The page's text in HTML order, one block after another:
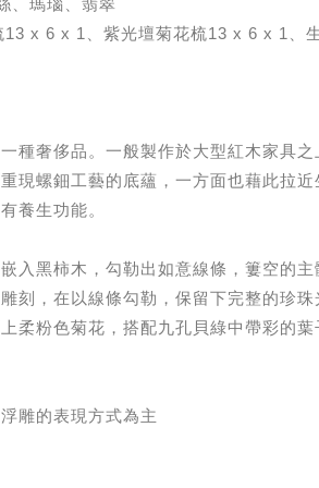
、瑪瑙、翡翠
x 6 x 1、紫光壇菊花梳13 x 6 x 1
種奢侈品。一般製作於大型紅木家具
現螺鈿工藝的底蘊，一方面也藉此拉
養生功能。
入黑柿木，勾勒出如意線條，簍空的
刻，在以線條勾勒，保留下完整的珍珠
柔粉色菊花，搭配九孔貝綠中帶彩的
雕的表現方式為主